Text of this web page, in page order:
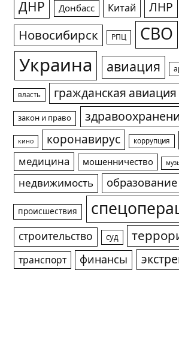
ДНР Донбасс Китай ЛНР
Новосибирск РПЦ СВО
Украина авиация
власть гражданская авиация
закон и право
кино коронавирус коррупция
медицина
мошенничество
недвижимость
образование
происшествия
строительство суд
транспорт финансы